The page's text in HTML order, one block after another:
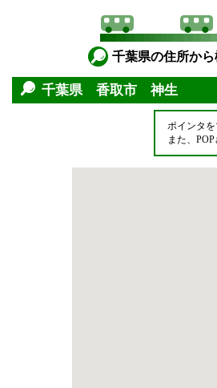
千葉県の住所か
千葉県 香取市 神生
ポインタ
また、